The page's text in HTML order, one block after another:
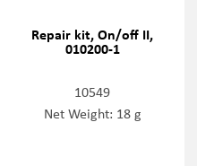
Repair kit, On/off II,
010200-1
10549
Net Weight: 18 g